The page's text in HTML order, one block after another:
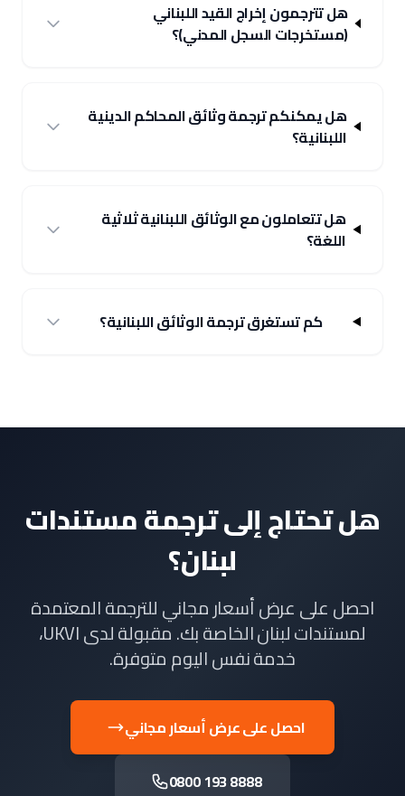
هل تترجمون إخراج القيد اللبناني
(مستخرجات السجل المدني)؟
هل يمكنكم ترجمة وثائق المحاكم الدينية
اللبنانية؟
هل تتعاملون مع الوثائق اللبنانية ثلاثية
اللغة؟
كم تستغرق ترجمة الوثائق اللبنانية؟
هل تحتاج إلى ترجمة مستندات
لبنان؟
احصل على عرض أسعار مجاني للترجمة المعتمدة
لمستندات لبنان الخاصة بك. مقبولة لدى UKVI،
خدمة نفس اليوم متوفرة.
احصل على عرض أسعار مجاني
0800 193 8888